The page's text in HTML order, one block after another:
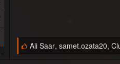
B
Ali Saar, samet.ozata20,